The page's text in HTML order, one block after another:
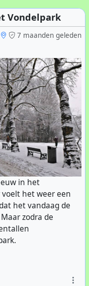
Vondelpark
7 maanden geleden
in het
het weer een
het vandaag de
zodra de